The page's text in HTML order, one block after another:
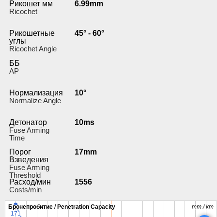
Рикошет мм
Ricochet
6.99mm
Рикошетные
углы
Ricochet Angle
45° - 60°
ББ
AP
Нормализация
Normalize Angle
10°
Детонатор
Fuse Arming
Time
10ms
Порог
Взведения
Fuse Arming
Threshold
17mm
Расход/мин
Costs/min
1556
Бронепробитие / Penetration Capacity
Бронепробитие / Penetration Capacity mm / km
mm / km
171
171